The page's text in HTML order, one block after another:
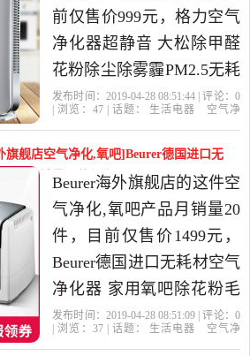
前仅售价999元，格力空气
净化器超静音 大松除甲醛
花粉除尘除雾霾PM2.5无耗
材是2019年宜家期舰店精
高的空气净化,氧吧，由陕
西 西安发货。
发布时间：2019-04-28 08:51:44 | 评论： 0
| 浏览： 47| 话题： 生活电器
空气净
旗舰店空气净化,氧吧]Beurer德国进口无
化器月销量20件仅售1499元
Beurer海外旗舰店的这件空
气净化,氧吧产品月销量20
件，目前仅售价1499元，
Beurer德国进口无耗材空气
净化器 家用氧吧除花粉毛
发二手烟LW220是2019年
发布时间：2019-04-28 08:51:09 | 评论： 0
| 浏览： 37| 话题： 生活电器
空气净